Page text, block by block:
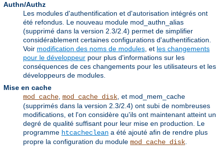
Authn/Authz
Les modules d'authentification et d'autorisation intégrés ont
été refondus. Le nouveau module mod_authn_alias
(supprimé dans la version 2.3/2.4) permet de simplifier
considérablement certaines configurations d'authentification.
Voir modification des noms de modules , et les changements
pour le développeur pour plus d'informations sur les
conséquences de ces changements pour les utilisateurs et les
développeurs de modules.
Mise en cache
mod_cache mod_cache_disk , et mod_mem_cache
(supprimés dans la version 2.3/2.4) ont subi de nombreuses
modifications, et l'on considère qu'ils ont maintenant atteint un
degré de qualité suffisant pour leur mise en production. Le
programme htcacheclean a été ajouté afin de rendre plus
propre la configuration du module mod_cache_disk